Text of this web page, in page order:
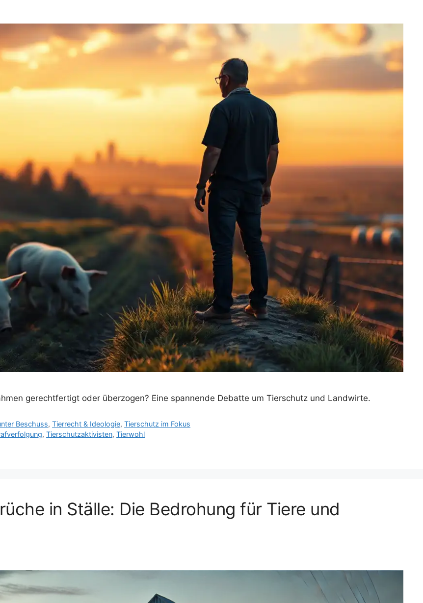
gerechtfertigt oder überzogen? Eine spannende Debatte um Tierschutz und Landwirte.
Beschuss,Tierrecht & Ideologie,Tierschutz im Fokus
,Tierschutzaktivisten,Tierwohl
in Ställe: Die Bedrohung für Tiere und